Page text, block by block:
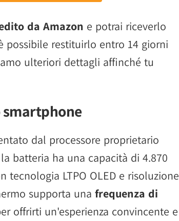
da Amazon e potrai riceverlo
possibile restituirlo entro 14 giorni
ulteriori dettagli affinché tu
dal processore proprietario
batteria ha una capacità di 4.870
tecnologia LTPO OLED e risoluzione
supporta una frequenza di
offrirti un'esperienza convincente e